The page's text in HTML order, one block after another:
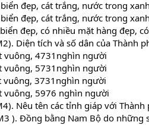
đẹp, cát trắng, nước trong
đẹp, cát trắng, nước trong
đẹp, có nhiều mặt hàng đẹp,
Diện tích và số dân của Thành
vuông, 4731nghìn người
vuông, 5731nghìn người
vuông, 3731nghìn người
vuông, 5976 nghìn người
Nêu tên các tỉnh giáp với Thành
). Đồng bằng Nam Bộ do những